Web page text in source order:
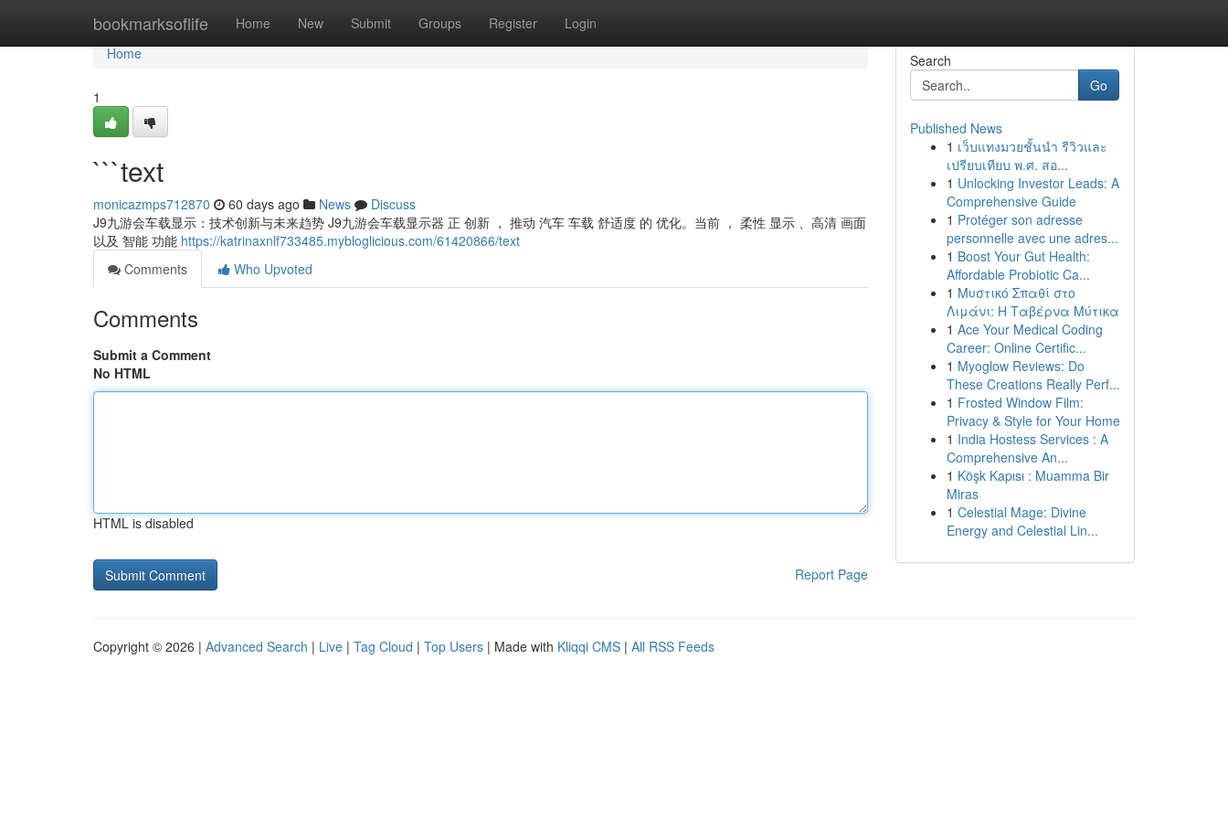
bookmarksoflife Home New Submit Groups Register Login
Home
Home
1
```text
monicazmps712870 60 days ago News
Discuss
J9九游会车载显示：技术创新与未来趋势 J9九游会车载显示器 正 创新 ， 推动 汽车 车载 舒适度 的 优化。当前 ， 柔性 显示 、高清 画面
以及 智能 功能 https://katrinaxnlf733485.mybloglicious.com/61420866/text
Comments
Who Upvoted
Comments
Submit a Comment
No HTML
HTML is disabled
Report Page
Search
Go
Published News
1 เว็บแทงมวยชั้นนำ รีวิวและ
เปรียบเทียบ พ.ศ. สอ...
1 Unlocking Investor Leads: A
Comprehensive Guide
1 Protéger son adresse
personnelle avec une adres...
1 Boost Your Gut Health:
Affordable Probiotic Ca...
1 Μυστικό Σπαθί στο
Λιμάνι: Η Ταβέρνα Μύτικα
1 Ace Your Medical Coding
Career: Online Certific...
1 Myoglow Reviews: Do
These Creations Really Perf...
1 Frosted Window Film:
Privacy & Style for Your Home
1 India Hostess Services : A
Comprehensive An...
1 Köşk Kapısı : Muamma Bir
Miras
1 Celestial Mage: Divine
Energy and Celestial Lin...
Copyright © 2026 | Advanced Search | Live | Tag Cloud | Top Users | Made with Kliqqi CMS | All RSS Feeds